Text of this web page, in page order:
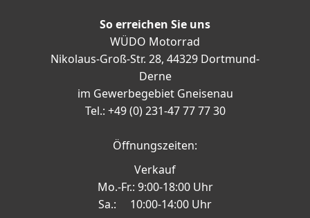
So erreichen Sie uns
WÜDO Motorrad
Nikolaus-Groß-Str. 28, 44329 Dortmund-
Derne
im Gewerbegebiet Gneisenau
Tel.: +49 (0) 231-47 77 77 30
Öffnungszeiten:
Verkauf
Mo.-Fr.: 9:00-18:00 Uhr
Sa.: 10:00-14:00 Uhr